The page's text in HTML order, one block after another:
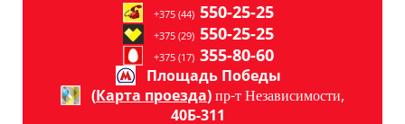
+375 (44) 550-25-25
+375 (29) 550-25-25
+375 (17) 355-80-60
Площадь Победы
(Карта проезда)пр-т Независимости,
40Б-311